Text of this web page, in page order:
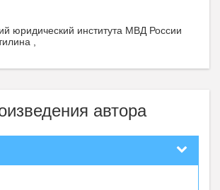
юридический института МВД России
,
автора